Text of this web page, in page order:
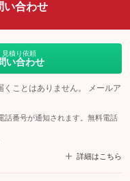
い合わせ
見積り依頼
い合わせ
ことはありません。 メールア
番号が通知されます。無料電話
詳細はこちら